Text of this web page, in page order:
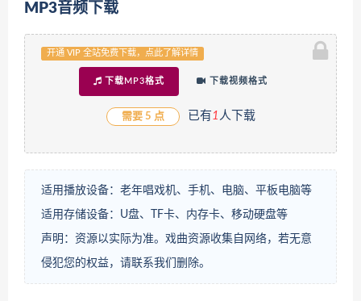
MP3音频下载
开通 VIP 全站免费下载，点此了解详情
下载MP3格式 下载视频格式
需要 5 点 已有 1 人下载
适用播放设备：老年唱戏机、手机、电脑、平板电脑等
适用存储设备：U盘、TF卡、内存卡、移动硬盘等
声明：资源以实际为准。戏曲资源收集自网络，若无意
侵犯您的权益，请联系我们删除。